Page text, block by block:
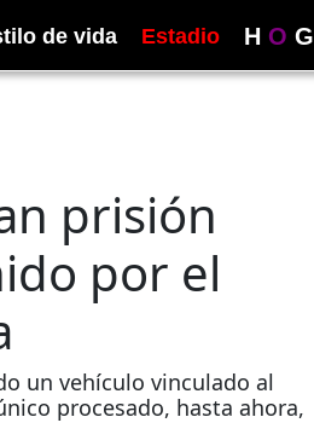
de vida Estadio H O G
prisión
por el
un vehículo vinculado al
procesado, hasta ahora,